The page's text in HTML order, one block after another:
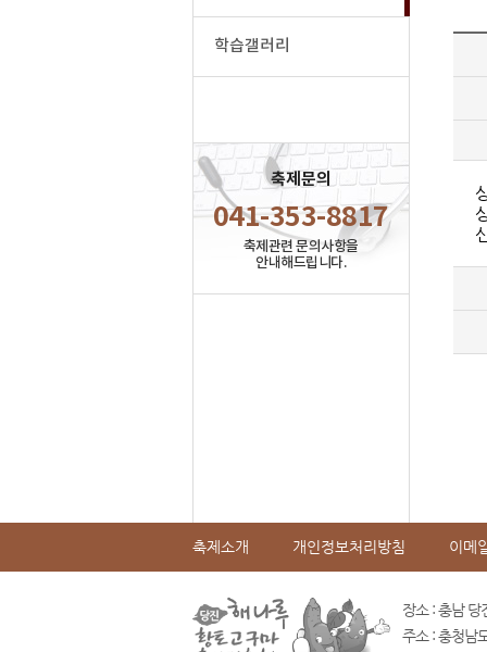
학습갤러리
축제문의
041-353-8817
축제관련 문의사항을
안내해드립니다.
축제소개 개인정보처리방침 이메
장소 : 충남 당
주소 : 충청남